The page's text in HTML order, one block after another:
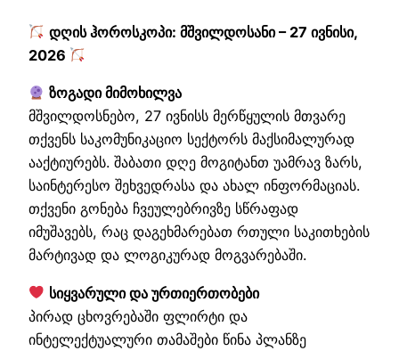
დღის ჰოროსკოპი: მშვილდოსანი – 27 ივნისი,
2026
ზოგადი მიმოხილვა
მშვილდოსნებო, 27 ივნისს მერწყულის მთვარე
თქვენს საკომუნიკაციო სექტორს მაქსიმალურად
ააქტიურებს. შაბათი დღე მოგიტანთ უამრავ ზარს,
საინტერესო შეხვედრასა და ახალ ინფორმაციას.
თქვენი გონება ჩვეულებრივზე სწრაფად
იმუშავებს, რაც დაგეხმარებათ რთული საკითხების
მარტივად და ლოგიკურად მოგვარებაში.
სიყვარული და ურთიერთობები
პირად ცხოვრებაში ფლირტი და
ინტელექტუალური თამაშები წინა პლანზე